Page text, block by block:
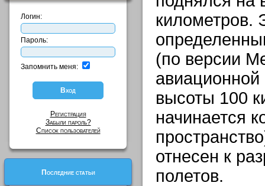
Логин:
Пароль:
Запомнить меня:
Регистрация
Забыли пароль?
Список пользователей
Последние статьи
километров.
(по версии
высоты 100
начинается
отнесен к
полетов.